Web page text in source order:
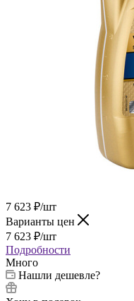
7 623 ₽/шт
Варианты цен
7 623 ₽/шт
Подробности
Много
Нашли дешевле?